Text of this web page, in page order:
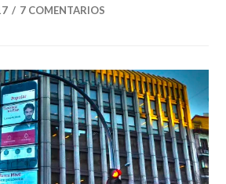
7 COMENTARIOS